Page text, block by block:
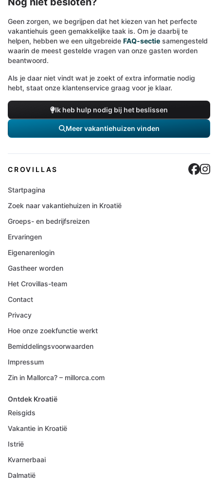
Geen zorgen, we begrijpen dat het kiezen van het perfecte
vakantiehuis geen gemakkelijke taak is. Om je daarbij te
helpen, hebben we een uitgebreide FAQ-sectie samengesteld
waarin de meest gestelde vragen van onze gasten worden
beantwoord.
Als je daar niet vindt wat je zoekt of extra informatie nodig
hebt, staat onze klantenservice graag voor je klaar.
Ik heb hulp nodig bij het beslissen
Meer vakantiehuizen vinden
CROVILLAS
Startpagina
Zoek naar vakantiehuizen in Kroatië
Groeps- en bedrijfsreizen
Ervaringen
Eigenarenlogin
Gastheer worden
Het Crovillas-team
Contact
Privacy
Hoe onze zoekfunctie werkt
Bemiddelingsvoorwaarden
Impressum
Zin in Mallorca? – millorca.com
Ontdek Kroatië
Reisgids
Vakantie in Kroatië
Istrië
Kvarnerbaai
Dalmatië